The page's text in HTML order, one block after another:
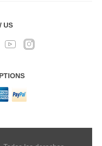
US